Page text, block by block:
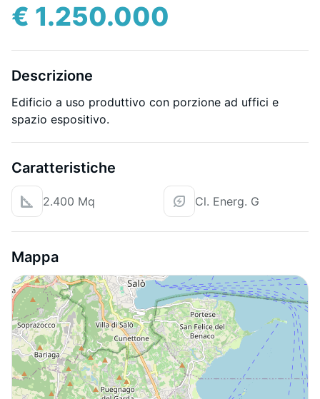
€ 1.250.000
Descrizione
Edificio a uso produttivo con porzione ad uffici e
spazio espositivo.
Caratteristiche
2.400 Mq Cl. Energ. G
Mappa